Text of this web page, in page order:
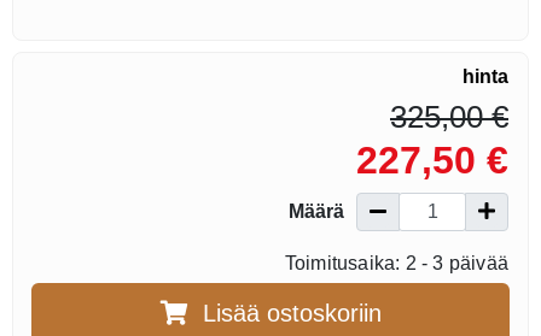
hinta
325,00 €
227,50 €
Määrä
Toimitusaika: 2 - 3 päivää
Lisää ostoskoriin